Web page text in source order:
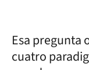
Esa pregunta
cuatro